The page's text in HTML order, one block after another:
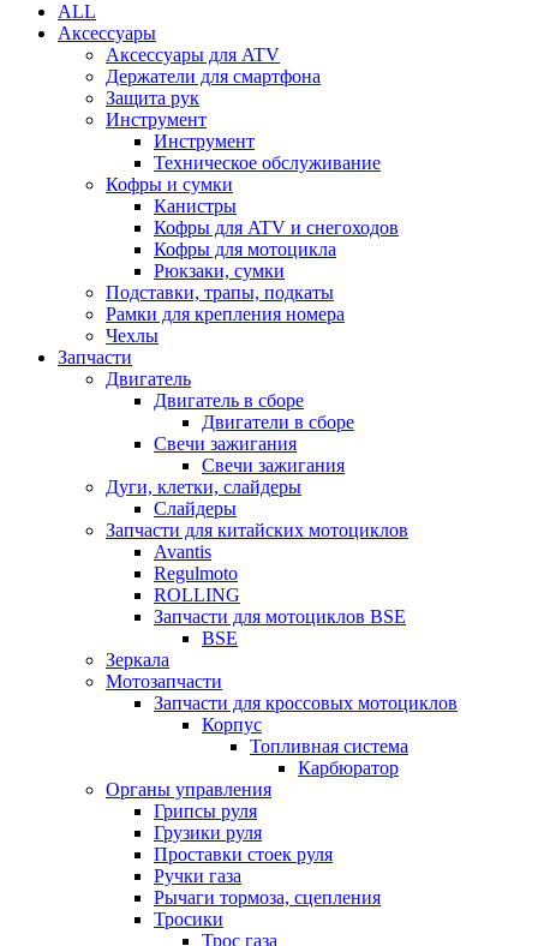
ALL
Аксессуары
Аксессуары для ATV
Держатели для смартфона
Защита рук
Инструмент
Инструмент
Техническое обслуживание
Кофры и сумки
Канистры
Кофры для ATV и снегоходов
Кофры для мотоцикла
Рюкзаки, сумки
Подставки, трапы, подкаты
Рамки для крепления номера
Чехлы
Запчасти
Двигатель
Двигатель в сборе
Двигатели в сборе
Свечи зажигания
Свечи зажигания
Дуги, клетки, слайдеры
Слайдеры
Запчасти для китайских мотоциклов
Avantis
Regulmoto
ROLLING
Запчасти для мотоциклов BSE
BSE
Зеркала
Мотозапчасти
Запчасти для кроссовых мотоциклов
Корпус
Топливная система
Карбюратор
Органы управления
Грипсы руля
Грузики руля
Проставки стоек руля
Ручки газа
Рычаги тормоза, сцепления
Тросики
Трос газа